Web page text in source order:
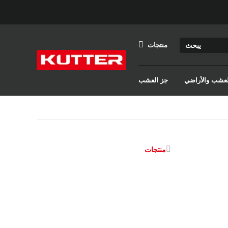
منتجات
جز العشب والأراضي
منتجات